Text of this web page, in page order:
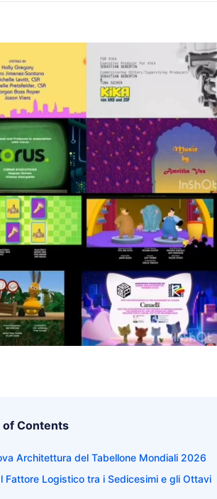
of Contents
Architettura del Tabellone Mondiali 2026
Fattore Logistico tra i Sedicesimi e gli Ottavi